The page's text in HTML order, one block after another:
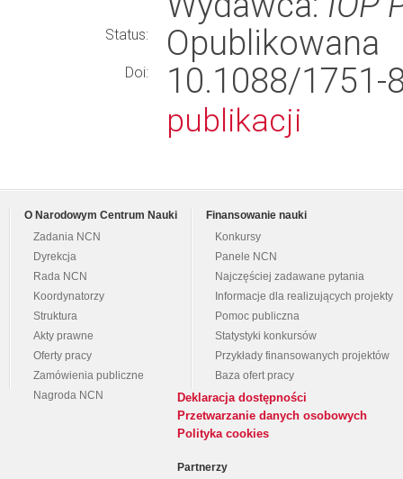
Status: Opublikowana
Doi: 10.1088/
publikacji
O Narodowym Centrum Nauki
Zadania NCN
Dyrekcja
Rada NCN
Koordynatorzy
Struktura
Akty prawne
Oferty pracy
Zamówienia publiczne
Nagroda NCN
Finansowanie nauki
Konkursy
Panele NCN
Najczęściej zadawane pytania
Informacje dla realizujących projekty
Pomoc publiczna
Statystyki konkursów
Przykłady finansowanych projektów
Baza ofert pracy
Deklaracja dostępności
Przetwarzanie danych osobowych
Polityka cookies
Partnerzy